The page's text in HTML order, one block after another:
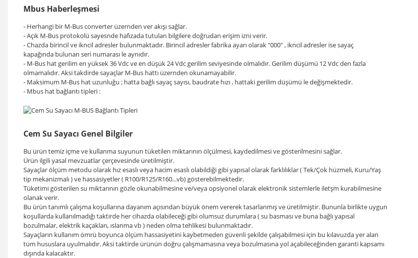
Mbus Haberleşmesi
- Herhangi bir M-Bus converter üzernden ver akışı sağlar.
- Açık M-Bus protokolü sayesnde hafızada tutulan bilgilere doğrudan erişim izni verir.
- Chazda birincil ve ikncil adresler bulunmaktadır. Birincil adresler fabrika ayarı olarak "000" , ikncil adresler ise sayaç
kapağında bulunan seri numarası le aynıdır.
- M-Bus hat gerilim en yüksek 36 Vdc ve en düşük 24 Vdc gerilim seviyesinde olmalıdır. Gerilim düşümü 12 Vdc den fazla
olmamalıdır. Aksi takdirde sayaçlar M-Bus hattı üzernden okunamayabilir.
- Maksimum M-Bus hat uzunluğu ; hatta bağlı sayaç sayısı, baudrate hızı , hattaki gerilim düşümü le değişmektedir.
- Mbus hat bağlantı tipleri :
Cem Su Sayacı Genel Bilgiler
Bu ürün temiz içme ve kullanma suyunun tüketilen miktarının ölçülmesi, kaydedilmesi ve gösterilmesini sağlar.
Ürün ilgili yasal mevzuatlar çerçevesinde üretilmiştir.
Sayaçlar ölçüm metodu olarak hız esaslı veya hacim esaslı olabildiği gibi yapısal olarak farklılıklar ( Tek/Çok hüzmeli, Kuru/Yaş
tip mekanizmalı ) ve hassasiyetler ( R100/R125/R160...vb) gösterebilmektedir.
Tüketimi gösterilen su miktarının gözle okunabilmesine ve/veya opsiyonel olarak elektronik sistemlerle iletşm kurabilmesine
olanak verir.
Bu ürün tanımlı çalışma koşullarına dayanım açısından büyük önem vererek tasarlanmış ve üretilmiştir. Bununla birlikte uygun
koşullarda kullanılmadığı taktirde her cihazda olabileceği gibi olumsuz durumlara ( su basması ve buna bağlı yapısal
bozulmalar, elektrik kaçakları, ıslanma vb ) neden olma tehlikesi bulunmaktadır.
Sayaçların kullanım ömrü boyunca ölçüm hassasiyetini kaybetmeden güvenli şekilde çalışabilmesi için bu kılavuzda yer alan
tüm hususlara uyulmalıdır. Aksi taktirde ürünün doğru çalışmamasına veya bozulmasına yol açabileceğinden garanti kapsamı
dışında kalacaktır.